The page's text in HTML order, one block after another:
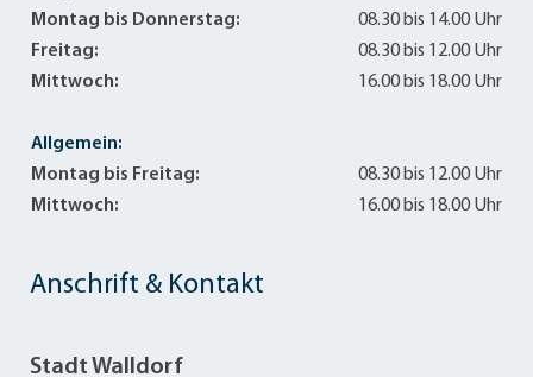
Anschrift & Kontakt
Stadt Walldorf
Montag bis Donnerstag:
08.30 bis 14.00 Uhr
Freitag:
08.30 bis 12.00 Uhr
Mittwoch:
16.00 bis 18.00 Uhr
Allgemein:
Montag bis Freitag:
08.30 bis 12.00 Uhr
Mittwoch:
16.00 bis 18.00 Uhr